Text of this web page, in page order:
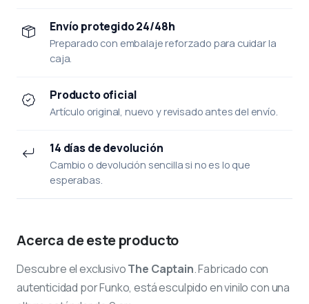
Envío protegido 24/48h
Preparado con embalaje reforzado para cuidar la
caja.
Producto oficial
Artículo original, nuevo y revisado antes del envío.
14 días de devolución
Cambio o devolución sencilla si no es lo que
esperabas.
Acerca de este producto
Descubre el exclusivoThe Captain. Fabricado con
autenticidad por Funko, está esculpido en vinilo con una